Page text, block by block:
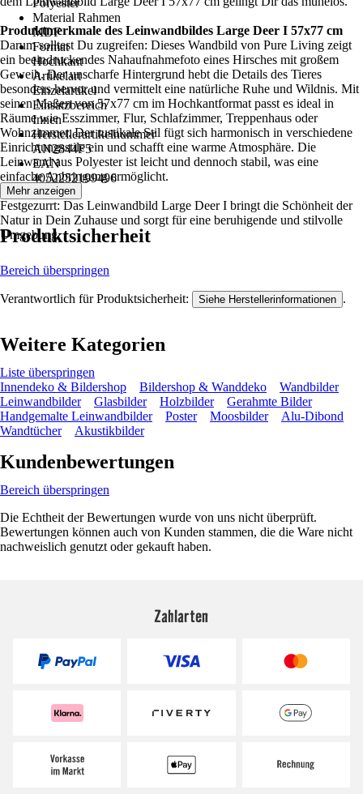
Polyester
Material Rahmen
MDF
Format
Hochkant
Artikelart
Einzelartikel
Einsatzbereich
Innen
Herstellerartikelnummer
AN2844F5
EAN
4052252199496
Produktmerkmale des Leinwandbildes Large Deer I 57x77 cm
Darum solltest Du zugreifen: Dieses Wandbild von Pure Living zeigt
ein beeindruckendes Nahaufnahmefoto eines Hirsches mit großem
Geweih. Der unscharfe Hintergrund hebt die Details des Tieres
besonders hervor und vermittelt eine natürliche Ruhe und Wildnis. Mit
seinen Maßen von 57x77 cm im Hochkantformat passt es ideal in
Räume wie Esszimmer, Flur, Schlafzimmer, Treppenhaus oder
Wohnzimmer. Der rustikale Stil fügt sich harmonisch in verschiedene
Einrichtungsstile ein und schafft eine warme Atmosphäre. Die
Leinwand aus Polyester ist leicht und dennoch stabil, was eine
einfache Anbringung ermöglicht.
Festgezurrt: Das Leinwandbild Large Deer I bringt die Schönheit der
Natur in Dein Zuhause und sorgt für eine beruhigende und stilvolle
Umgebung.
Mehr anzeigen
Produktsicherheit
Bereich überspringen
Verantwortlich für Produktsicherheit: Siehe Herstellerinformationen .
Weitere Kategorien
Liste überspringen
Innendeko & Bildershop
Bildershop & Wanddeko
Wandbilder
Leinwandbilder
Glasbilder Holzbilder
Gerahmte Bilder
Handgemalte Leinwandbilder
Poster Moosbilder
Alu-Dibond
Wandtücher
Akustikbilder
Kundenbewertungen
Bereich überspringen
Die Echtheit der Bewertungen wurde von uns nicht überprüft.
Bewertungen können auch von Kunden stammen, die die Ware nicht
nachweislich genutzt oder gekauft haben.
Zahlarten